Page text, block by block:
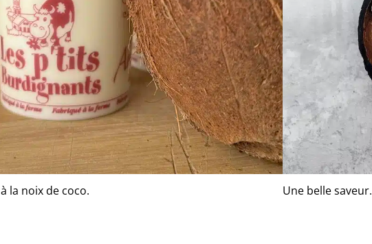
la noix de coco. Une belle saveur.